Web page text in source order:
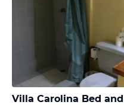
Villa Carolina Bed